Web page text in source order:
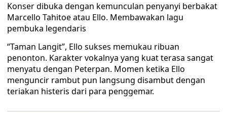
Konser dibuka dengan kemunculan penyanyi berbakat
Marcello Tahitoe atau Ello. Membawakan lagu
pembuka legendaris
“Taman Langit”, Ello sukses memukau ribuan
penonton. Karakter vokalnya yang kuat terasa sangat
menyatu dengan Peterpan. Momen ketika Ello
menguncir rambut pun langsung disambut dengan
teriakan histeris dari para penggemar.